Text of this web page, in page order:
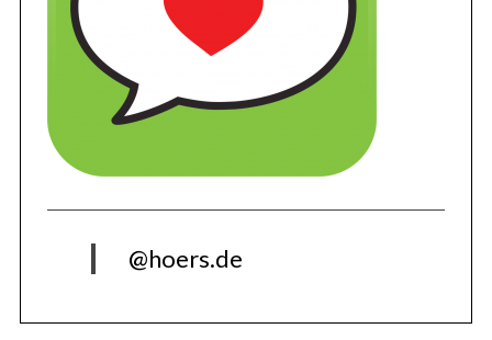
@hoers.de